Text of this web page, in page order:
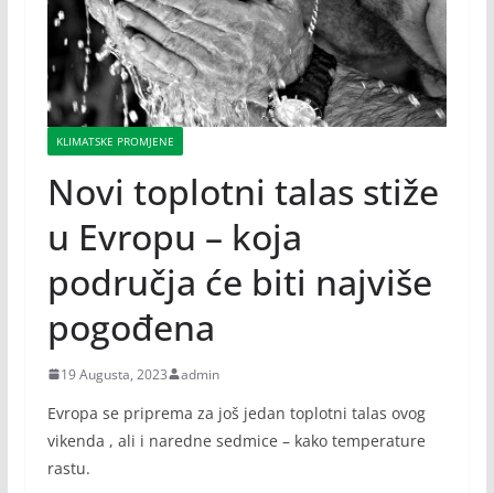
KLIMATSKE PROMJENE
Novi toplotni talas stiže
u Evropu – koja
područja će biti najviše
pogođena
19 Augusta, 2023 admin
Evropa se priprema za još jedan toplotni talas ovog
vikenda , ali i naredne sedmice – kako temperature
rastu.